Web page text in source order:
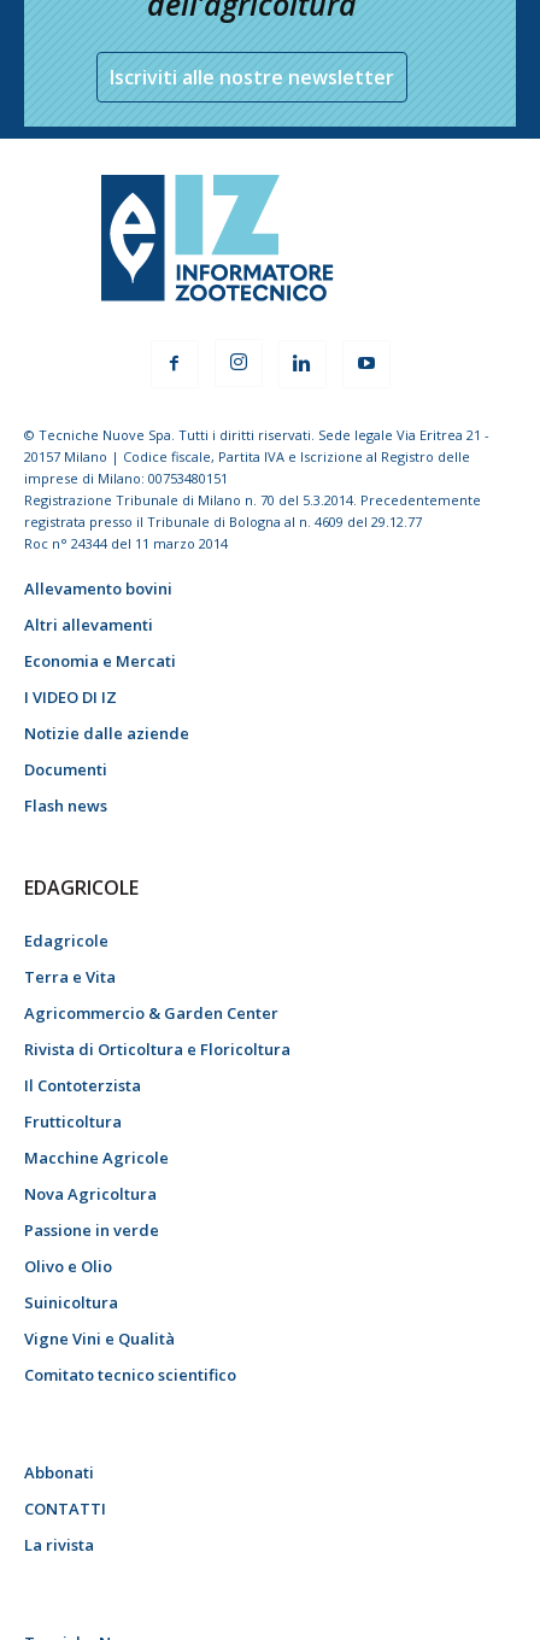
Iscriviti alle nostre newsletter
© Tecniche Nuove Spa. Tutti i diritti riservati. Sede legale Via Eritrea 21 -
20157 Milano | Codice fiscale, Partita IVA e Iscrizione al Registro delle
imprese di Milano: 00753480151
Registrazione Tribunale di Milano n. 70 del 5.3.2014. Precedentemente
registrata presso il Tribunale di Bologna al n. 4609 del 29.12.77
Roc n° 24344 del 11 marzo 2014
Allevamento bovini
Altri allevamenti
Economia e Mercati
I VIDEO DI IZ
Notizie dalle aziende
Documenti
Flash news
EDAGRICOLE
Edagricole
Terra e Vita
Agricommercio & Garden Center
Rivista di Orticoltura e Floricoltura
Il Contoterzista
Frutticoltura
Macchine Agricole
Nova Agricoltura
Passione in verde
Olivo e Olio
Suinicoltura
Vigne Vini e Qualità
Comitato tecnico scientifico
Abbonati
CONTATTI
La rivista